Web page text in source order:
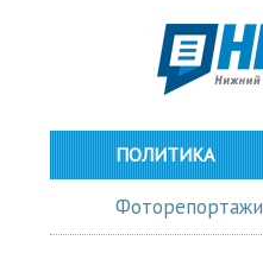
ПОЛИТИКА
Фоторепортажи